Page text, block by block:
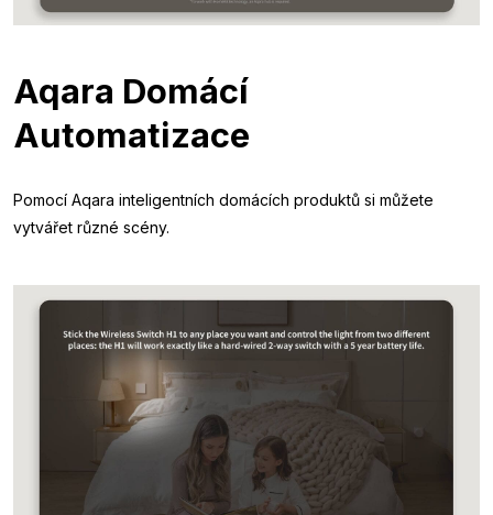
Aqara Domácí
Automatizace
Pomocí Aqara inteligentních domácích produktů si můžete
vytvářet různé scény.